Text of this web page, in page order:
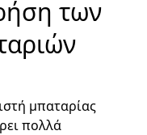
των
μπαταρίας
πολλά